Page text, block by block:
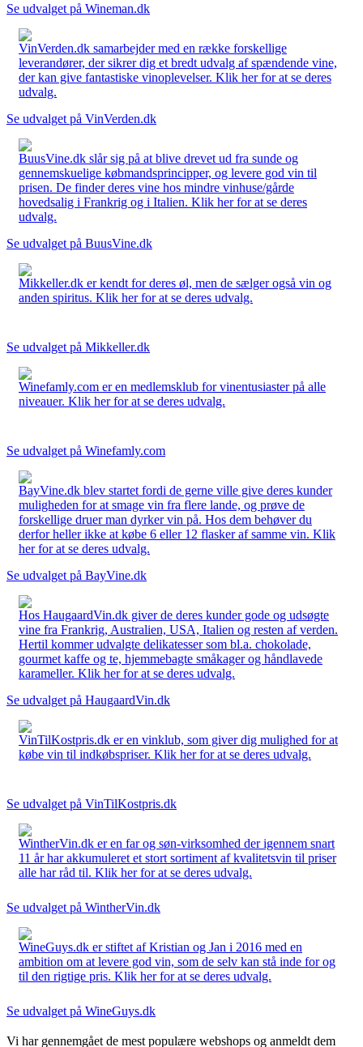
Se udvalget på Wineman.dk
VinVerden.dk samarbejder med en række forskellige
leverandører, der sikrer dig et bredt udvalg af spændende vine,
der kan give fantastiske vinoplevelser. Klik her for at se deres
udvalg.
Se udvalget på VinVerden.dk
BuusVine.dk slår sig på at blive drevet ud fra sunde og
gennemskuelige købmandsprincipper, og levere god vin til
prisen. De finder deres vine hos mindre vinhuse/gårde
hovedsalig i Frankrig og i Italien. Klik her for at se deres
udvalg.
Se udvalget på BuusVine.dk
Mikkeller.dk er kendt for deres øl, men de sælger også vin og
anden spiritus. Klik her for at se deres udvalg.
Se udvalget på Mikkeller.dk
Winefamly.com er en medlemsklub for vinentusiaster på alle
niveauer. Klik her for at se deres udvalg.
Se udvalget på Winefamly.com
BayVine.dk blev startet fordi de gerne ville give deres kunder
muligheden for at smage vin fra flere lande, og prøve de
forskellige druer man dyrker vin på. Hos dem behøver du
derfor heller ikke at købe 6 eller 12 flasker af samme vin. Klik
her for at se deres udvalg.
Se udvalget på BayVine.dk
Hos HaugaardVin.dk giver de deres kunder gode og udsøgte
vine fra Frankrig, Australien, USA, Italien og resten af verden.
Hertil kommer udvalgte delikatesser som bl.a. chokolade,
gourmet kaffe og te, hjemmebagte småkager og håndlavede
karameller. Klik her for at se deres udvalg.
Se udvalget på HaugaardVin.dk
VinTilKostpris.dk er en vinklub, som giver dig mulighed for at
købe vin til indkøbspriser. Klik her for at se deres udvalg.
Se udvalget på VinTilKostpris.dk
WintherVin.dk er en far og søn-virksomhed der igennem snart
11 år har akkumuleret et stort sortiment af kvalitetsvin til priser
alle har råd til. Klik her for at se deres udvalg.
Se udvalget på WintherVin.dk
WineGuys.dk er stiftet af Kristian og Jan i 2016 med en
ambition om at levere god vin, som de selv kan stå inde for og
til den rigtige pris. Klik her for at se deres udvalg.
Se udvalget på WineGuys.dk
Vi har gennemgået de mest populære webshops og anmeldt dem